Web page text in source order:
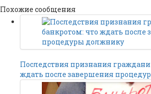
Похожие сообщения
Последствия признания
ждать после завершения